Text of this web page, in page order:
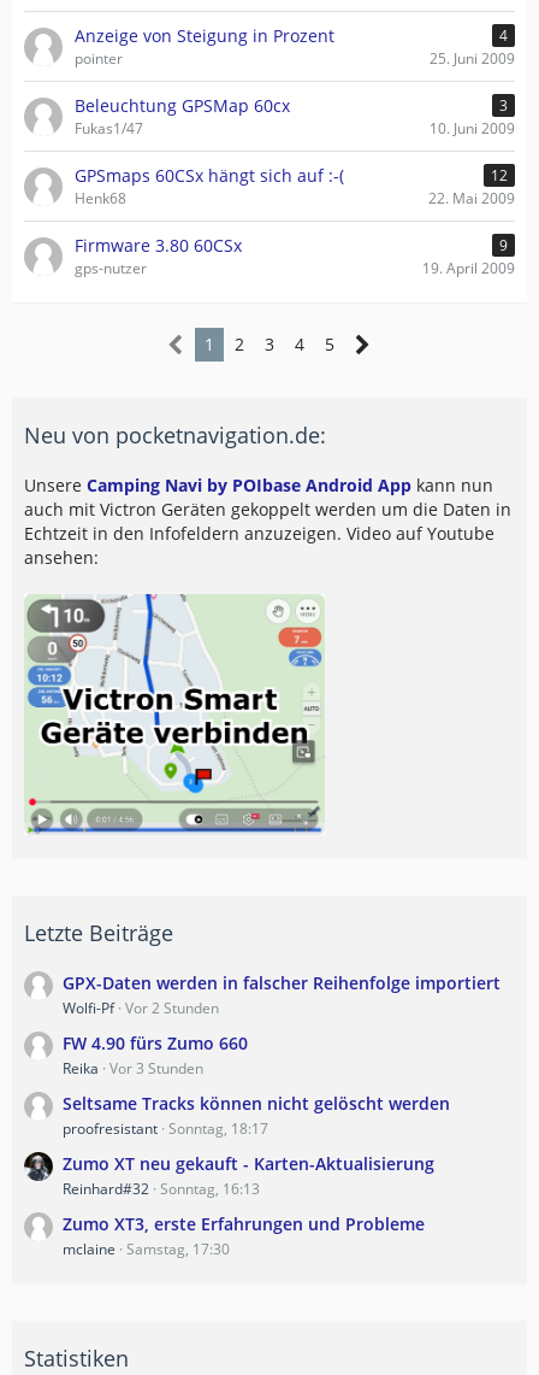
Anzeige von Steigung in Prozent
4
pointer
25. Juni 2009
Beleuchtung GPSMap 60cx
3
Fukas1/47
10. Juni 2009
GPSmaps 60CSx hängt sich auf :-(
12
Henk68
22. Mai 2009
Firmware 3.80 60CSx
9
gps-nutzer
19. April 2009
1 2 3 4 5
Neu von pocketnavigation.de:
Unsere Camping Navi by POIbase Android App kann nun
auch mit Victron Geräten gekoppelt werden um die Daten in
Echtzeit in den Infofeldern anzuzeigen. Video auf Youtube
ansehen:
Letzte Beiträge
GPX-Daten werden in falscher Reihenfolge importiert
Wolfi-Pf Vor 2 Stunden
FW 4.90 fürs Zumo 660
Reika Vor 3 Stunden
Seltsame Tracks können nicht gelöscht werden
proofresistant Sonntag, 18:17
Zumo XT neu gekauft - Karten-Aktualisierung
Reinhard#32 Sonntag, 16:13
Zumo XT3, erste Erfahrungen und Probleme
mclaine Samstag, 17:30
Statistiken